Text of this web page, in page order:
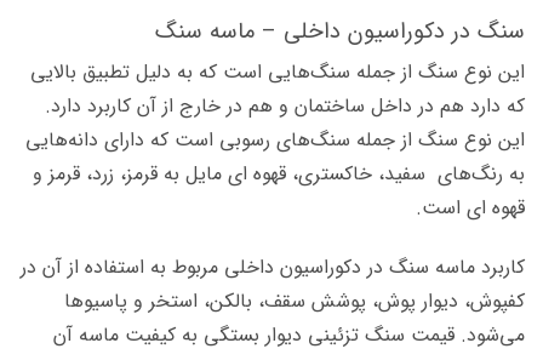
سنگ در دکوراسیون داخلی – ماسه سنگ
این نوع سنگ از جمله سنگ‌هایی است که به دلیل تطبیق بالایی
که دارد هم در داخل ساختمان و هم در خارج از آن کاربرد دارد.
این نوع سنگ از جمله سنگ‌های رسوبی است که دارای دانه‌هایی
به رنگ‌های سفید، خاکستری، قهوه ای مایل به قرمز، زرد، قرمز و
قهوه ای است.
کاربرد ماسه سنگ در دکوراسیون داخلی مربوط به استفاده از آن در
کفپوش، دیوار پوش، پوشش سقف، بالکن، استخر و پاسیوها
می‌شود. قیمت سنگ تزئینی دیوار بستگی به کیفیت ماسه آن